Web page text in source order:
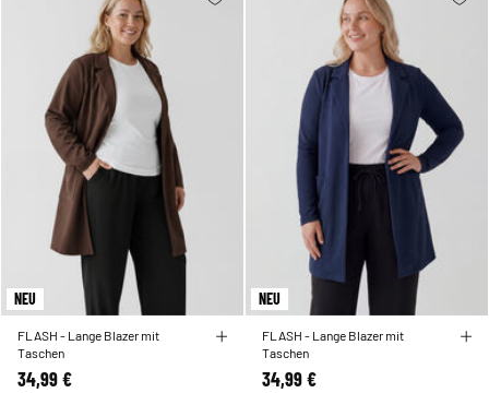
NEU
FLASH - Lange Blazer mit
Taschen
34,99 €
NEU
FLASH - Lange Blazer mit
Taschen
34,99 €